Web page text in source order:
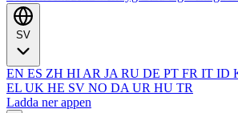
EN ES ZH HI AR JA RU DE PT FR IT ID
EL UK HE SV NO DA UR HU TR
Ladda ner appen